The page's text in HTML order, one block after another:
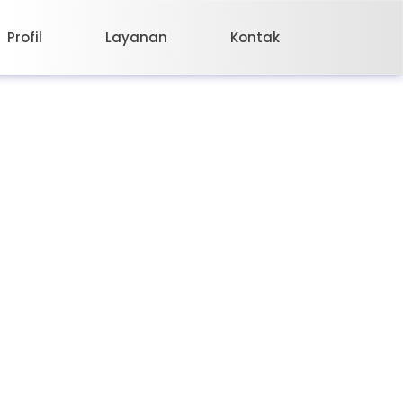
Profil Layanan Kontak